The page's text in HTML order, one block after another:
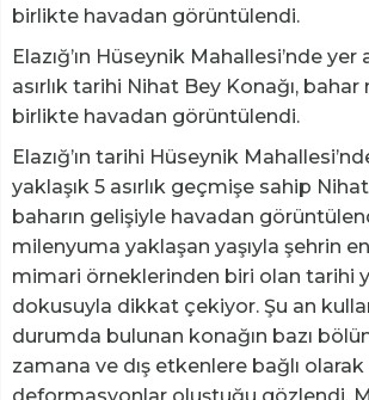
birlikte havadan görüntülendi.
Elazığ’ın Hüseynik Mahallesi’nde yer
asırlık tarihi Nihat Bey Konağı,
birlikte havadan görüntülendi.
Elazığ’ın tarihi Hüseynik
yaklaşık 5 asırlık geçmişe sahip
baharın gelişiyle havadan
milenyuma yaklaşan yaşıyla şehrin
mimari örneklerinden biri olan tarihi
dokusuyla dikkat çekiyor. Şu an
durumda bulunan konağın bazı
zamana ve dış etkenlere bağlı olarak